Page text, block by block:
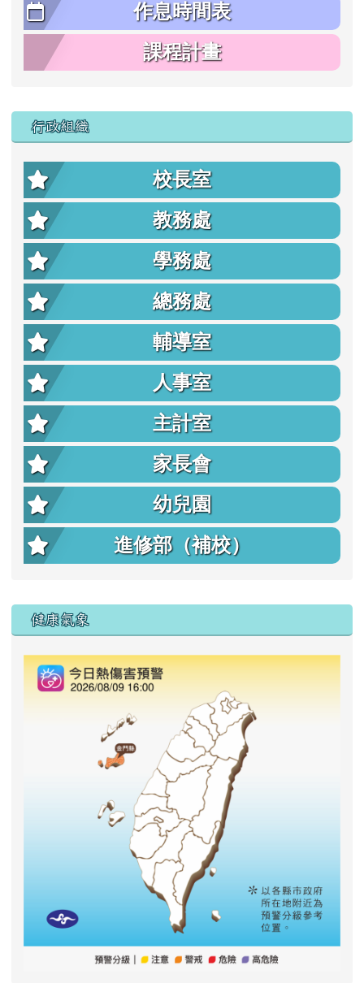
作息時間表
課程計畫
行政組織
校長室
教務處
學務處
總務處
輔導室
人事室
主計室
家長會
幼兒園
進修部（補校）
右邊區域內容
健康氣象